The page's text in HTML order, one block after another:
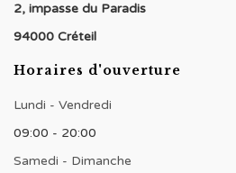
2, impasse du Paradis
94000 Créteil
Horaires d'ouverture
Lundi - Vendredi
09:00 - 20:00
Samedi - Dimanche